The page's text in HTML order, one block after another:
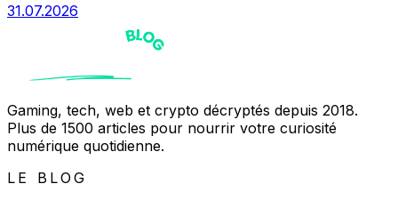
31.07.2026
Gaming, tech, web et crypto décryptés depuis 2018.
Plus de 1500 articles pour nourrir votre curiosité
numérique quotidienne.
LE BLOG